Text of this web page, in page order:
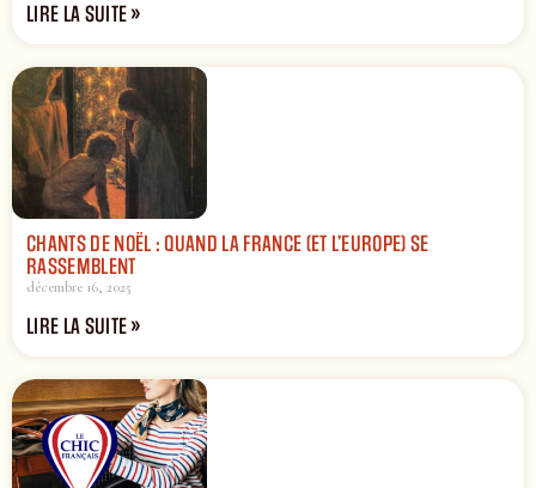
LIRE LA SUITE »
CHANTS DE NOËL : QUAND LA FRANCE (ET L’EUROPE) SE
RASSEMBLENT
décembre 16, 2025
LIRE LA SUITE »